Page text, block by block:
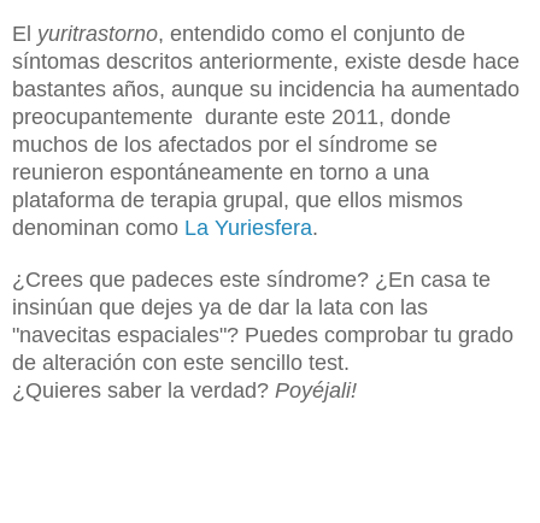
El yuritrastorno, entendido como el conjunto de
síntomas descritos anteriormente, existe desde hace
bastantes años, aunque su incidencia ha aumentado
preocupantemente durante este 2011, donde
muchos de los afectados por el síndrome se
reunieron espontáneamente en torno a una
plataforma de terapia grupal, que ellos mismos
denominan como La Yuriesfera.
¿Crees que padeces este síndrome? ¿En casa te
insinúan que dejes ya de dar la lata con las
"navecitas espaciales"? Puedes comprobar tu grado
de alteración con este sencillo test.
¿Quieres saber la verdad? Poyéjali!